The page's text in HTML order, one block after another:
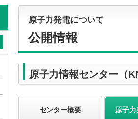
原子力発電について
公開情報
原子力情報センター（
センター概要 原子力